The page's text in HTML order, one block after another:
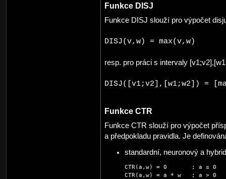
Funkce DISJ
Funkce DISJ slouží pro výpočet
DISJ(v,w) = max(v,w)
resp. pro práci s intervaly
DISJ([v1;v2],[w1;w2]) =
Funkce CTR
Funkce CTR slouží pro výpočet
a předpokladu pravidla. Je
standardní, neuronový a
CTR(a,w) = 0       ; a ≤ 0
CTR(a,w) = a * w   ; a > 0